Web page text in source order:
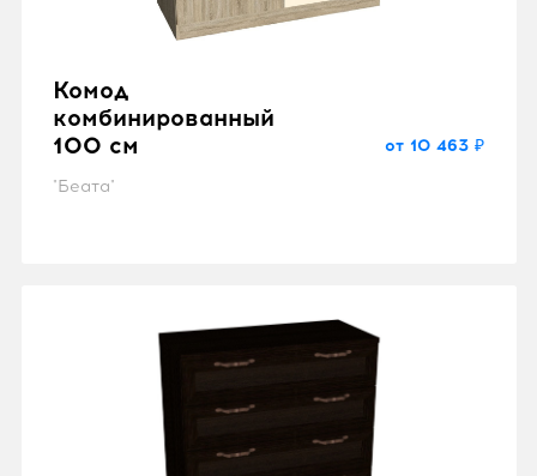
Комод
комбинированный
100 см
"Беата"
от 10 463 ₽